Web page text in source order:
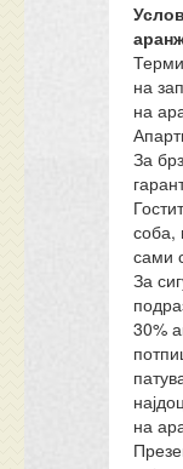
на
на
За
соба,
сами
За
30%
на